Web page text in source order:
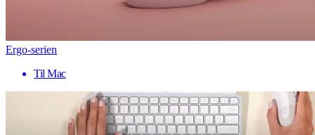
Ergo-serien
Til Mac